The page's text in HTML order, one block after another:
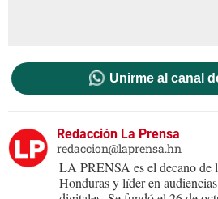
Unirme al canal
Redacción La Prensa
redaccion@laprensa.hn
LA PRENSA es el decano de
Honduras y líder en